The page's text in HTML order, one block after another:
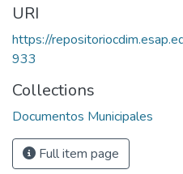
URI
https://
933
Collections
Documentos Municipales
Full item page